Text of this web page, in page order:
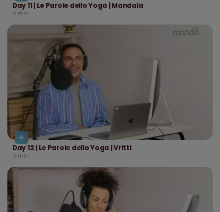
Day 11 | Le Parole dello Yoga | Mandala
5 min
Day 12 | Le Parole dello Yoga | Vritti
5 min